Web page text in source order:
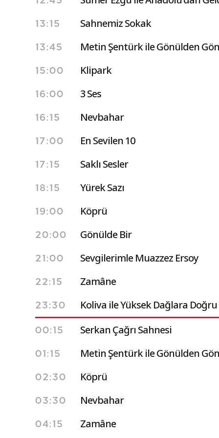
13:15 Sahnemiz Sokak
13:45 Metin Şentürk ile Gönülden
15:00 Klipark
16:00 3 Ses
16:15 Nevbahar
17:00 En Sevilen 10
17:15 Saklı Sesler
18:15 Yürek Sazı
19:00 Köprü
20:00 Gönülde Bir
21:00 Sevgilerimle Muazzez Ersoy
22:15 Zamâne
23:30 Koliva ile Yüksek Dağlara Doğru
00:15 Serkan Çağrı Sahnesi
01:15 Metin Şentürk ile Gönülden
02:30 Köprü
03:30 Nevbahar
04:15 Zamâne